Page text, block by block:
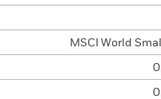
MSCI World